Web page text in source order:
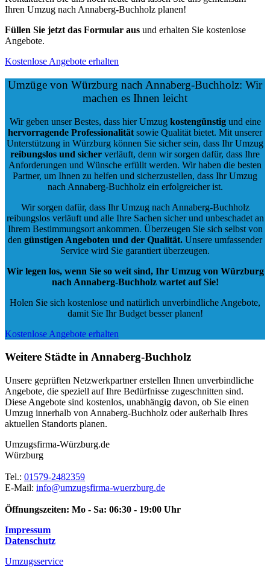
Ihren Umzug nach Annaberg-Buchholz planen!
Füllen Sie jetzt das Formular aus und erhalten Sie kostenlose
Angebote.
Kostenlose Angebote erhalten
Umzüge von Würzburg nach Annaberg-Buchholz: Wir
machen es Ihnen leicht
Wir geben unser Bestes, dass hier Umzug kostengünstigund eine
hervorragende Professionalität sowie Qualität bietet. Mit unserer
Unterstützung in Würzburg können Sie sicher sein, dass Ihr Umzug
reibungslos und sicher verläuft, denn wir sorgen dafür, dass Ihre
Anforderungen und Wünsche erfüllt werden. Wir haben die besten
Partner, um Ihnen zu helfen und sicherzustellen, dass Ihr Umzug
nach Annaberg-Buchholz ein erfolgreicher ist.
Wir sorgen dafür, dass Ihr Umzug nach Annaberg-Buchholz
reibungslos verläuft und alle Ihre Sachen sicher und unbeschadet an
Ihrem Bestimmungsort ankommen. Überzeugen Sie sich selbst von
den günstigen Angeboten und der Qualität. Unsere umfassender
Service wird Sie garantiert überzeugen.
Wir legen los, wenn Sie so weit sind, Ihr Umzug von Würzburg
nach Annaberg-Buchholz wartet auf Sie!
Holen Sie sich kostenlose und natürlich unverbindliche Angebote,
damit Sie Ihr Budget besser planen!
Kostenlose Angebote erhalten
Weitere Städte in Annaberg-Buchholz
Unsere geprüften Netzwerkpartner erstellen Ihnen unverbindliche
Angebote, die speziell auf Ihre Bedürfnisse zugeschnitten sind.
Diese Angebote sind kostenlos, unabhängig davon, ob Sie einen
Umzug innerhalb von Annaberg-Buchholz oder außerhalb Ihres
aktuellen Standorts planen.
Umzugsfirma-Würzburg.de
Würzburg
Tel.: 01579-2482359
E-Mail: info@umzugsfirma-wuerzburg.de
Öffnungszeiten: Mo - Sa: 06:30 - 19:00 Uhr
Impressum
Datenschutz
Umzugsservice